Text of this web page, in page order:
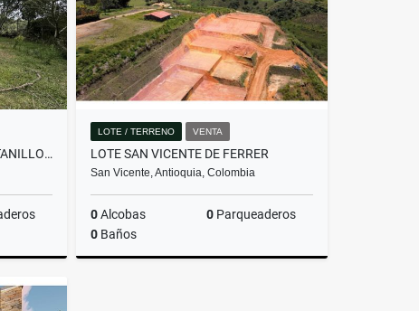
LOTE EN PARCELACIÓN PANTANILLO ENVIGADO ALTOS DE LA MANUELA
Venta
LOTE / TERRENO VENTA
LOTE SAN VICENTE DE FERRER
San Vicente, Antioquia, Colombia
0Alcobas 0 Parqueaderos
0 Baños